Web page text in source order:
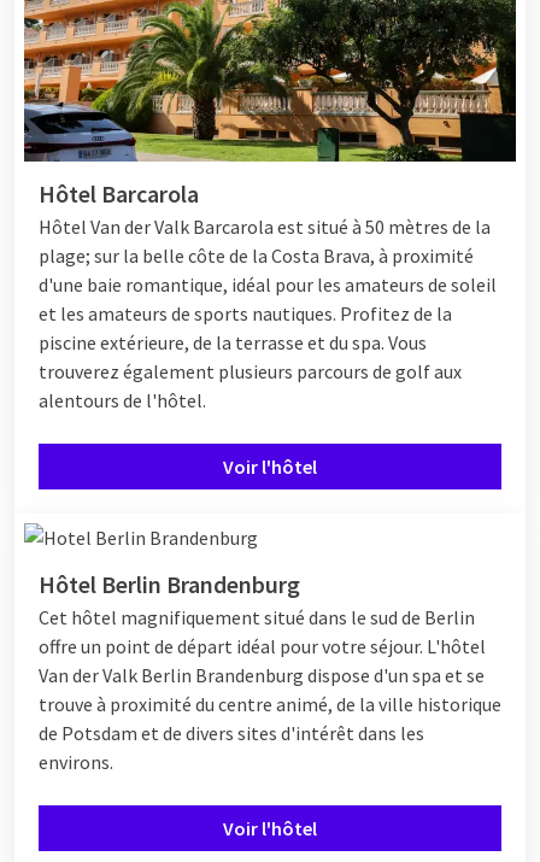
Hôtel Barcarola
Hôtel Van der Valk Barcarola est situé à 50 mètres de la
plage; sur la belle côte de la Costa Brava, à proximité
d'une baie romantique, idéal pour les amateurs de soleil
et les amateurs de sports nautiques. Profitez de la
piscine extérieure, de la terrasse et du spa. Vous
trouverez également plusieurs parcours de golf aux
alentours de l'hôtel.
Voir l'hôtel
Hôtel Berlin Brandenburg
Cet hôtel magnifiquement situé dans le sud de Berlin
offre un point de départ idéal pour votre séjour. L'hôtel
Van der Valk Berlin Brandenburg dispose d'un spa et se
trouve à proximité du centre animé, de la ville historique
de Potsdam et de divers sites d'intérêt dans les
environs.
Voir l'hôtel